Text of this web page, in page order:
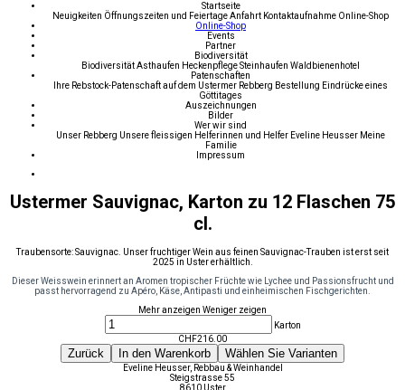
Startseite
Neuigkeiten Öffnungszeiten und FeiertageAnfahrt Kontaktaufnahme Online-Shop
Online-Shop
Events
Partner
Biodiversität
BiodiversitätAsthaufen HeckenpflegeSteinhaufen Waldbienenhotel
Patenschaften
Ihre Rebstock-Patenschaft auf dem Ustermer Rebberg Bestellung Eindrücke eines
Göttitages
Auszeichnungen
Bilder
Wer wir sind
Unser Rebberg Unsere fleissigen Helferinnen und Helfer Eveline Heusser Meine
Familie
Impressum
Ustermer Sauvignac, Karton zu 12 Flaschen 75
cl.
Traubensorte: Sauvignac. Unser fruchtiger Wein aus feinen Sauvignac-Trauben ist erst seit
2025 in Uster erhältlich.
Dieser Weisswein erinnert an Aromen tropischer Früchte wie Lychee und Passionsfrucht und
passt hervorragend zu Apéro, Käse, Antipasti und einheimischen Fischgerichten.
Mehr anzeigen Weniger zeigen
Karton
CHF216.00
Zurück In den Warenkorb Wählen Sie Varianten
Eveline Heusser, Rebbau & Weinhandel
Steigstrasse 55
8610 Uster